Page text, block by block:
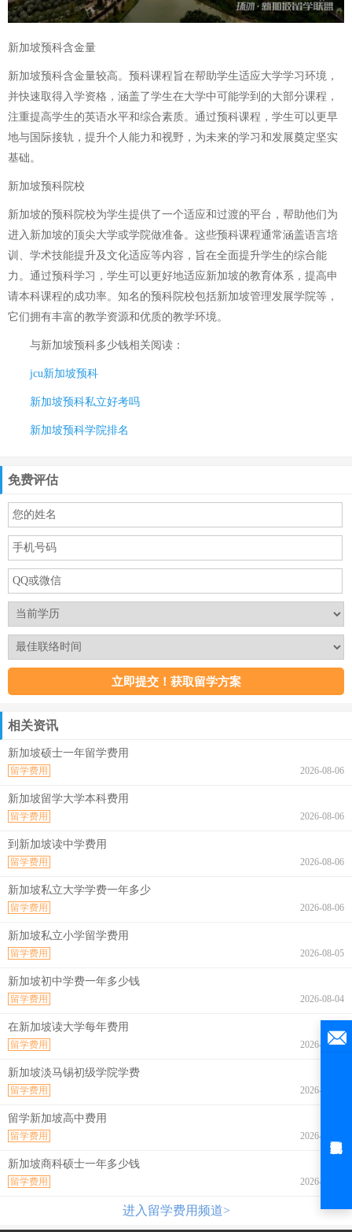
新加坡预科含金量
新加坡预科含金量较高。预科课程旨在帮助学生适应大学学习环境，
并快速取得入学资格，涵盖了学生在大学中可能学到的大部分课程，
注重提高学生的英语水平和综合素质。通过预科课程，学生可以更早
地与国际接轨，提升个人能力和视野，为未来的学习和发展奠定坚实
基础。
新加坡预科院校
新加坡的预科院校为学生提供了一个适应和过渡的平台，帮助他们为
进入新加坡的顶尖大学或学院做准备。这些预科课程通常涵盖语言培
训、学术技能提升及文化适应等内容，旨在全面提升学生的综合能
力。通过预科学习，学生可以更好地适应新加坡的教育体系，提高申
请本科课程的成功率。知名的预科院校包括新加坡管理发展学院等，
它们拥有丰富的教学资源和优质的教学环境。
与新加坡预科多少钱相关阅读：
jcu新加坡预科
新加坡预科私立好考吗
新加坡预科学院排名
免费评估
相关资讯
新加坡硕士一年留学费用
2026-08-06
留学费用
新加坡留学大学本科费用
2026-08-06
留学费用
到新加坡读中学费用
2026-08-06
留学费用
新加坡私立大学学费一年多少
2026-08-06
留学费用
新加坡私立小学留学费用
2026-08-05
留学费用
新加坡初中学费一年多少钱
2026-08-04
留学费用
在新加坡读大学每年费用
2026-08-04
留学费用
新加坡淡马锡初级学院学费
2026-08-04
留学费用
留学新加坡高中费用
2026-08-04
留学费用
新加坡商科硕士一年多少钱
2026-08-03
留学费用
进入留学费用频道>